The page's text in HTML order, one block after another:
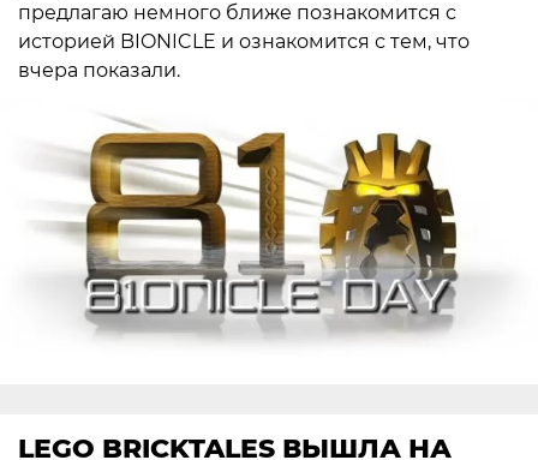
предлагаю немного ближе познакомится с
историей BIONICLE и ознакомится с тем, что
вчера показали.
LEGO BRICKTALES ВЫШЛА НА